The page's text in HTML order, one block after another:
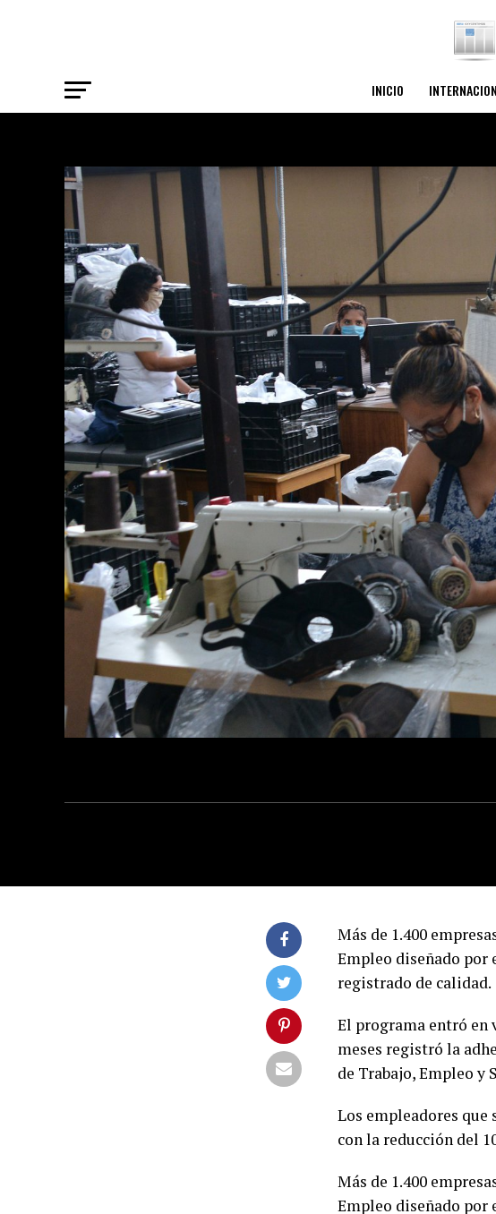
INICIO
Más de 1.400
Empleo diseñado por
registrado de calidad.
El programa entró en
meses registró la
de Trabajo, Empleo y
Los empleadores que
con la reducción del
Más de 1.400
Empleo diseñado por